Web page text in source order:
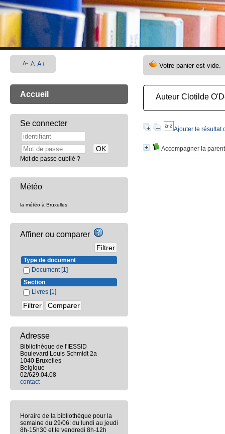
Auteur Clotilde
Ajouter le résultat
Accompagner la
A- A A+
Accueil
Se connecter
Mot de passe oublié ?
Météo
la météo à Bruxelles
Affiner ou comparer
Type de document
Document [1]
Section
Livres [1]
Adresse
Bibliothèque de l'IESSID
Boulevard Louis Schmidt 2a
1040 Bruxelles
Belgique
02/629.04.08
contact
Horaire de la bibliothèque pour la
semaine du 29/06: du lundi au jeudi
8h-15h30 et le vendredi 8h-12h